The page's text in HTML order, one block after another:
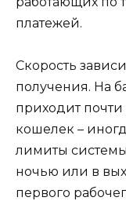
платежей.
Скорость
получения. На
приходит
кошелек –
лимиты
ночью или в
первого